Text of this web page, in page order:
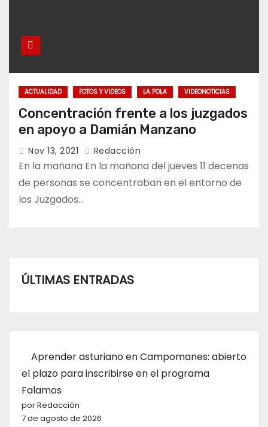
ACTUALIDAD FOTOS Y VIDEOS LA POLA VIDEONOTICIAS
Concentración frente a los juzgados
en apoyo a Damián Manzano
Nov 13, 2021 Redacción
En la mañana En la mañana del jueves 11 decenas
de personas se concentraban en el entorno de
los Juzgados…
ÚLTIMAS ENTRADAS
Aprender asturiano en Campomanes: abierto
el plazo para inscribirse en el programa
Falamos
por Redacción
7 de agosto de 2026